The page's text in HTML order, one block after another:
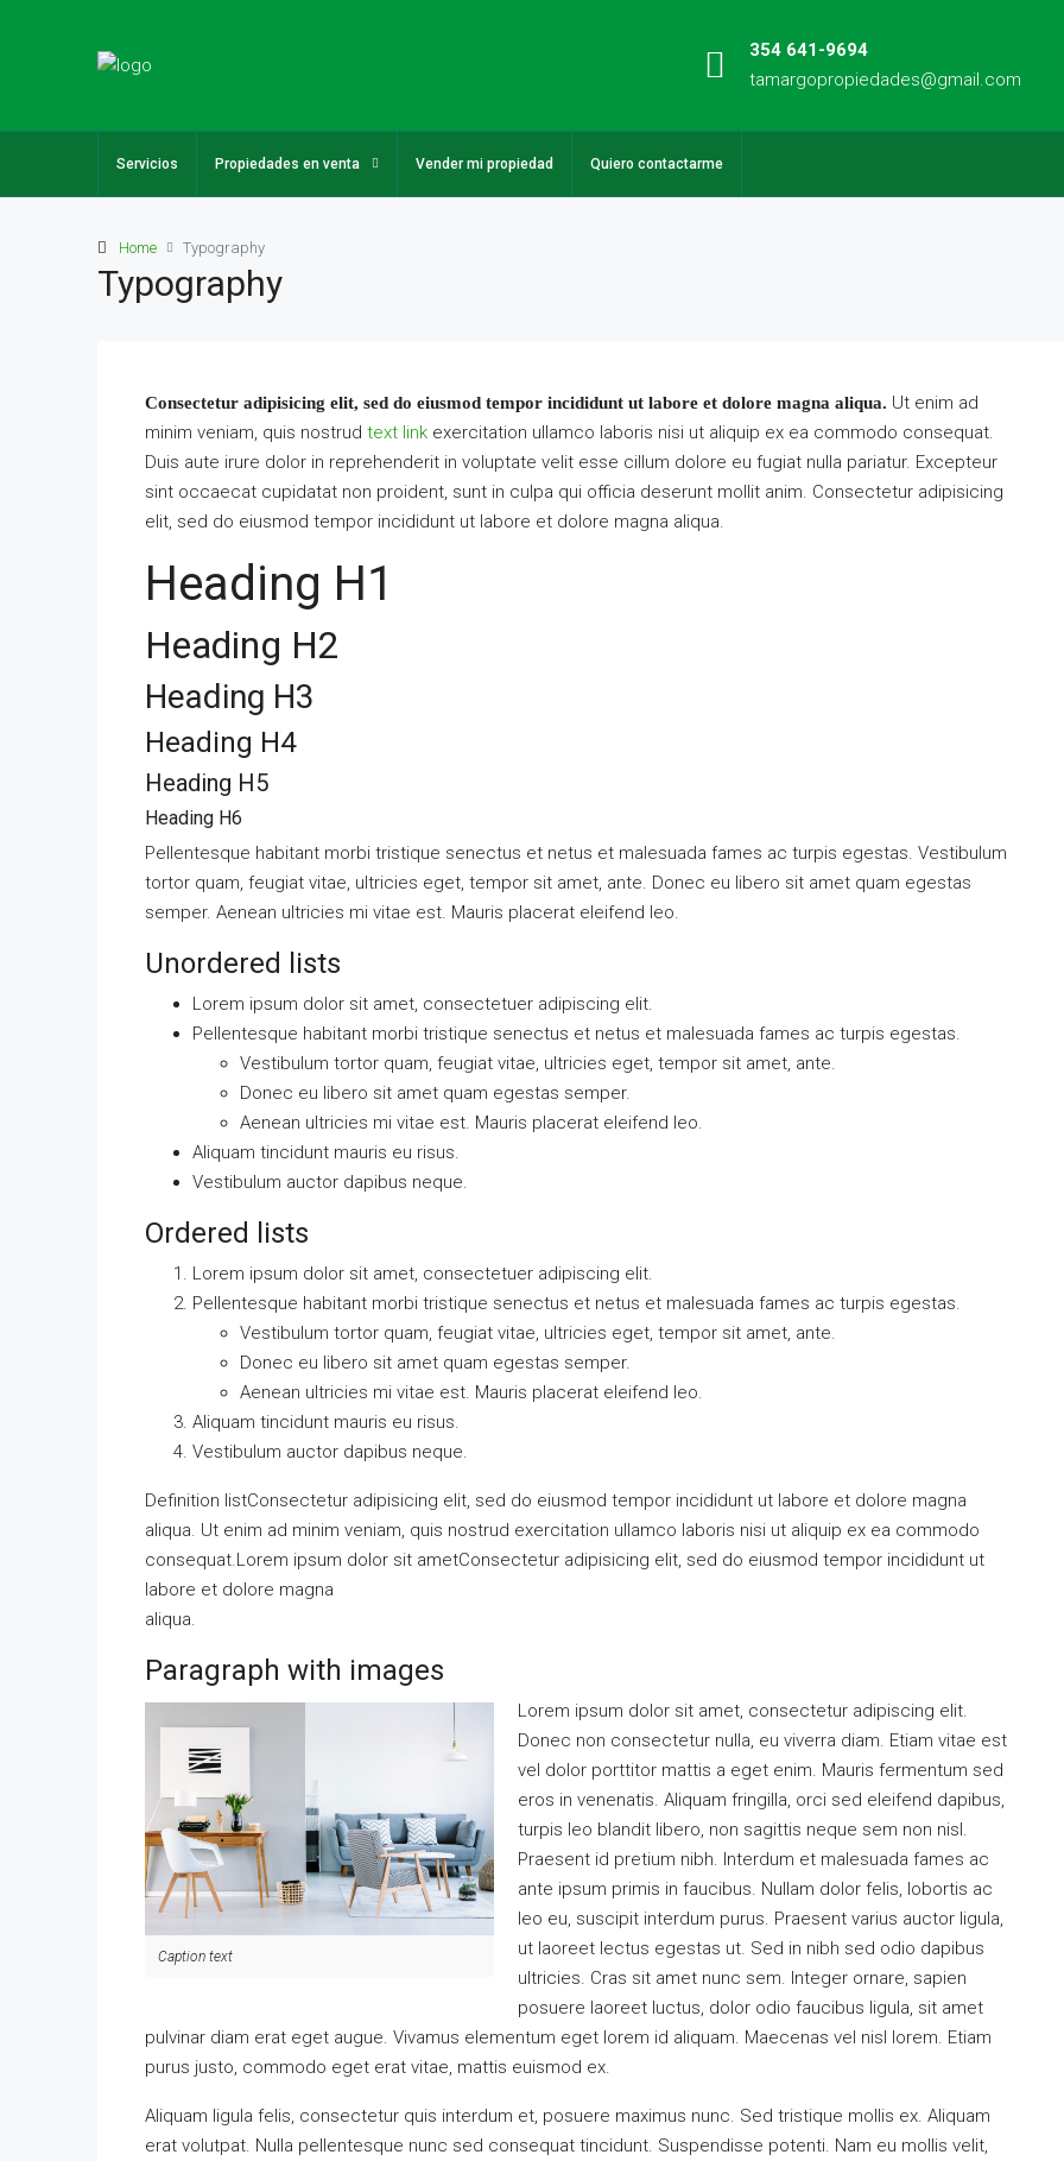
354 641-9694
tamargopropiedades@gmail.com
Servicios Propiedades en venta Vender mi propiedad Quiero contactarme
Home Typography
Typography
Consectetur adipisicing elit, sed do eiusmod tempor incididunt ut labore et dolore magna aliqua. Ut enim ad
minim veniam, quis nostrud text link exercitation ullamco laboris nisi ut aliquip ex ea commodo consequat.
Duis aute irure dolor in reprehenderit in voluptate velit esse cillum dolore eu fugiat nulla pariatur. Excepteur
sint occaecat cupidatat non proident, sunt in culpa qui officia deserunt mollit anim. Consectetur adipisicing
elit, sed do eiusmod tempor incididunt ut labore et dolore magna aliqua.
Heading H1
Heading H2
Heading H3
Heading H4
Heading H5
Heading H6
Pellentesque habitant morbi tristique senectus et netus et malesuada fames ac turpis egestas. Vestibulum
tortor quam, feugiat vitae, ultricies eget, tempor sit amet, ante. Donec eu libero sit amet quam egestas
semper. Aenean ultricies mi vitae est. Mauris placerat eleifend leo.
Unordered lists
Lorem ipsum dolor sit amet, consectetuer adipiscing elit.
Pellentesque habitant morbi tristique senectus et netus et malesuada fames ac turpis egestas.
Vestibulum tortor quam, feugiat vitae, ultricies eget, tempor sit amet, ante.
Donec eu libero sit amet quam egestas semper.
Aenean ultricies mi vitae est. Mauris placerat eleifend leo.
Aliquam tincidunt mauris eu risus.
Vestibulum auctor dapibus neque.
Ordered lists
Lorem ipsum dolor sit amet, consectetuer adipiscing elit.
Pellentesque habitant morbi tristique senectus et netus et malesuada fames ac turpis egestas.
Vestibulum tortor quam, feugiat vitae, ultricies eget, tempor sit amet, ante.
Donec eu libero sit amet quam egestas semper.
Aenean ultricies mi vitae est. Mauris placerat eleifend leo.
Aliquam tincidunt mauris eu risus.
Vestibulum auctor dapibus neque.
Definition listConsectetur adipisicing elit, sed do eiusmod tempor incididunt ut labore et dolore magna
aliqua. Ut enim ad minim veniam, quis nostrud exercitation ullamco laboris nisi ut aliquip ex ea commodo
consequat.Lorem ipsum dolor sit ametConsectetur adipisicing elit, sed do eiusmod tempor incididunt ut
labore et dolore magna
aliqua.
Paragraph with images
Caption text
Lorem ipsum dolor sit amet, consectetur adipiscing elit.
Donec non consectetur nulla, eu viverra diam. Etiam vitae est
vel dolor porttitor mattis a eget enim. Mauris fermentum sed
eros in venenatis. Aliquam fringilla, orci sed eleifend dapibus,
turpis leo blandit libero, non sagittis neque sem non nisl.
Praesent id pretium nibh. Interdum et malesuada fames ac
ante ipsum primis in faucibus. Nullam dolor felis, lobortis ac
leo eu, suscipit interdum purus. Praesent varius auctor ligula,
ut laoreet lectus egestas ut. Sed in nibh sed odio dapibus
ultricies. Cras sit amet nunc sem. Integer ornare, sapien
posuere laoreet luctus, dolor odio faucibus ligula, sit amet
pulvinar diam erat eget augue. Vivamus elementum eget lorem id aliquam. Maecenas vel nisl lorem. Etiam
purus justo, commodo eget erat vitae, mattis euismod ex.
Aliquam ligula felis, consectetur quis interdum et, posuere maximus nunc. Sed tristique mollis ex. Aliquam
erat volutpat. Nulla pellentesque nunc sed consequat tincidunt. Suspendisse potenti. Nam eu mollis velit,